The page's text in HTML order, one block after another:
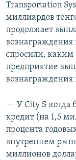
Transportation
миллиардов
продолжает
спросили, каким
предприятие
вознаграждения
— У City S когда
кредит (на 1,5
процента
внутреннем
миллионов